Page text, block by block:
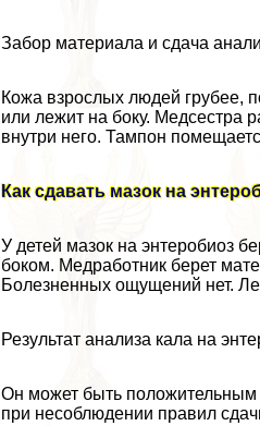
Забор материала и сдача
Кожа взрослых людей грубее,
или лежит на боку. Медсестра
внутри него. Тампон
Как сдавать мaзoк на
У детей мaзoк на энтеробиоз
боком. Медработник берет
Болезненных ощущений нет.
Результат анализа кала на
Он может быть положительным
при несоблюдении правил